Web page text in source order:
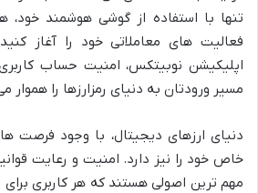
تنها با استفاده از گوشی هوشمند خود،
فعالیت های معاملاتی خود را آغاز
اپلیکیشن نوبیتکس، امنیت حساب
مسیر ورودتان به دنیای رمزارزها را هموار
دنیای ارزهای دیجیتال، با وجود فرصت
خاص خود را نیز دارد. امنیت و رعایت
مهم ترین اصولی هستند که هر کاربری